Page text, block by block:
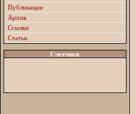
Публикации
Архив
Ссылки
Статьи
Счетчики